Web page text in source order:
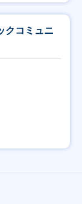
クコミュニ